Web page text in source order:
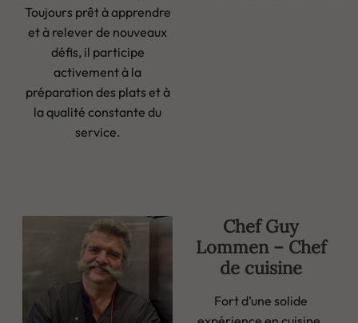
Toujours prêt à apprendre
et à relever de nouveaux
défis, il participe
activement à la
préparation des plats et à
la qualité constante du
service.
Chef Guy
Lommen – Chef
de cuisine
Fort d’une solide